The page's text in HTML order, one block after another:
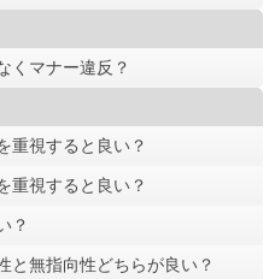
くマナー違反？
重視すると良い？
重視すると良い？
？
と無指向性どちらが良い？